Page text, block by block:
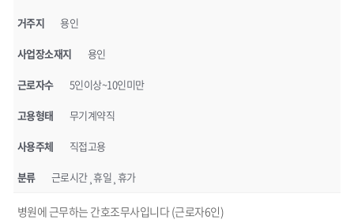
거주지 용인
사업장소재지 용인
근로자수 5인이상~10인미만
고용형태 무기계약직
사용주체 직접고용
분류 근로시간¸휴일¸휴가
병원에 근무하는 간호조무사입니다 (근로자6인)